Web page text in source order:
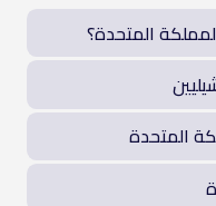
المتحدة؟